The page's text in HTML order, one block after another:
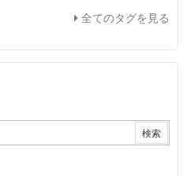
全てのタグを見る